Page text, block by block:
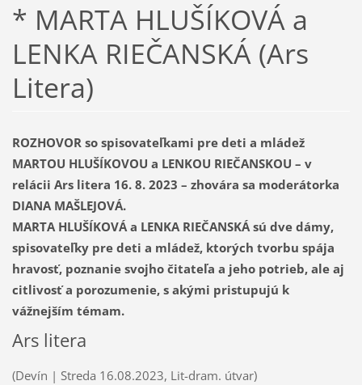
* MARTA HLUŠÍKOVÁ a
LENKA RIEČANSKÁ (Ars
Litera)
ROZHOVOR so spisovateľkami pre deti a mládež
MARTOU HLUŠÍKOVOU a LENKOU RIEČANSKOU – v
relácii Ars litera 16. 8. 2023 – zhovára sa moderátorka
DIANA MAŠLEJOVÁ.
MARTA HLUŠÍKOVÁ a LENKA RIEČANSKÁ sú dve dámy,
spisovateľky pre deti a mládež, ktorých tvorbu spája
hravosť, poznanie svojho čitateľa a jeho potrieb, ale aj
citlivosť a porozumenie, s akými pristupujú k
vážnejším témam.
Ars litera
(Devín | Streda 16.08.2023, Lit-dram. útvar)